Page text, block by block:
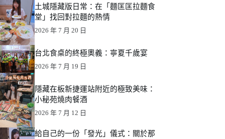
土城隱藏版日常：在「麵匡匡拉麵食
堂」找回對拉麵的熱情
2026 年 7 月 20 日
台北食桌的終極奧義：寧夏千歲宴
2026 年 7 月 19 日
隱藏在板新捷運站附近的極致美味：
小秘苑燒肉餐酒
2026 年 7 月 12 日
給自己的一份「發光」儀式：關於那